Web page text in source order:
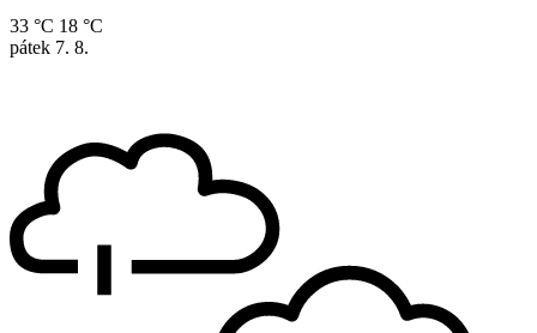
33 °C 18 °C
pátek 7. 8.